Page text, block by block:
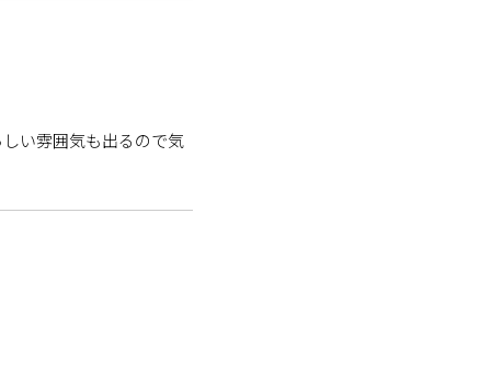
い雰囲気も出るので気